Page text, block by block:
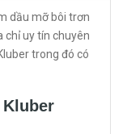
dầu mỡ bôi trơn
chỉ uy tín chuyên
trong đó có